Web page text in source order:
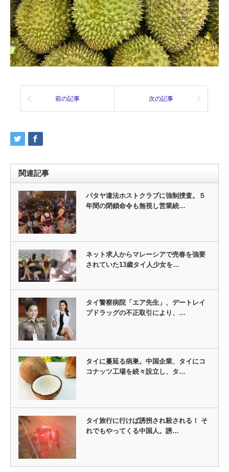
前の記事 次の記事
関連記事
パタヤ違法ホストクラブに強制捜査。５
年間の閉鎖命令も無視し営業続…
ネット求人からマレーシアで売春を強要
されていた13歳タイ人少女を…
タイ警察病院「エア先生」、デートレイ
プドラッグの不正取引により、…
タイに蔓延る病巣。中国企業、タイにコ
コナッツ工場を続々設立し、タ…
タイ旅行に行けば誘拐され殺される！ そ
れでもやってくる中国人。誘…